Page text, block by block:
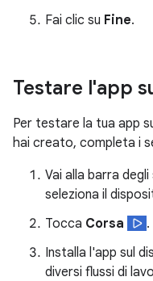
Fai clic su Fine.
Testare l'app
Per testare la tua app
hai creato, completa i
Vai alla barra
seleziona il
Tocca Corsa
.
Installa l'app sul
diversi flussi di